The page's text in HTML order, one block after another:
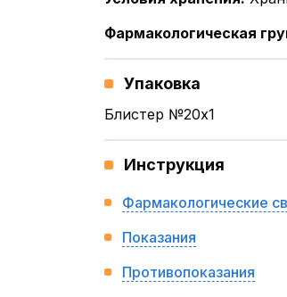
Фармакологическая
Упаковка
Блистер №20x1
Инструкция
Фармакологические
Показания
Противопоказания